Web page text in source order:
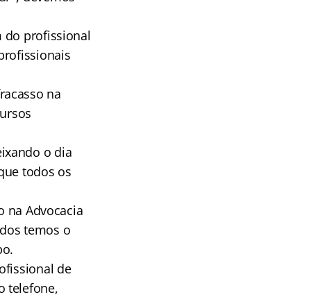
do profissional
na
o dia
todos os
na Advocacia
temos o
de
telefone,